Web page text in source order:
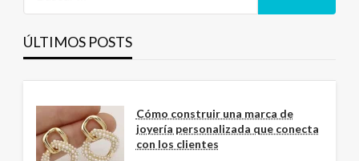
ÚLTIMOS POSTS
Cómo construir una marca de
joyería personalizada que conecta
con los clientes